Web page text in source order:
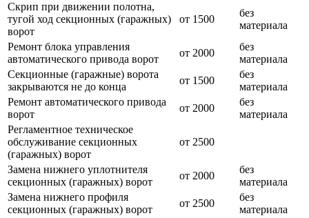
Скрип при движении полотна,
тугой ход секционных (гаражных)
ворот
от 1500
без
материала
Ремонт блока управления
автоматического привода ворот
от 2000
без
материала
Секционные (гаражные) ворота
закрываются не до конца
от 1500
без
материала
Ремонт автоматического привода
ворот
от 2000
без
материала
Регламентное техническое
обслуживание секционных
(гаражных) ворот
от 2500
Замена нижнего уплотнителя
секционных (гаражных) ворот
от 2000
без
материала
Замена нижнего профиля
секционных (гаражных) ворот
от 2500
без
материала